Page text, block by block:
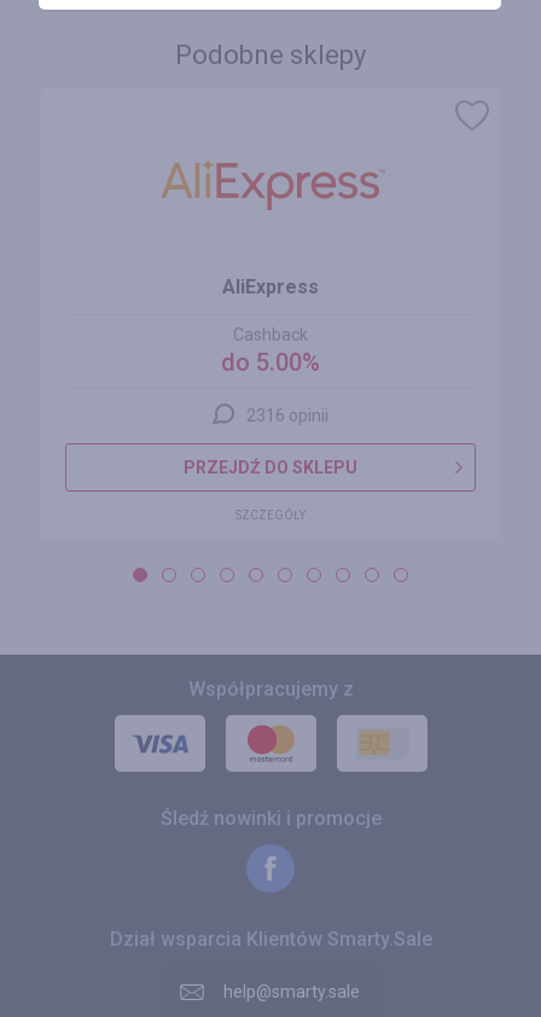
Podobne sklepy
AliExpress
Cashback
do 5.00%
2316 opinii
PRZEJDŹ DO SKLEPU
SZCZEGÓŁY
Współpracujemy z
Śledź nowinki i promocje
Dział wsparcia Klientów Smarty.Sale
help@smarty.sale